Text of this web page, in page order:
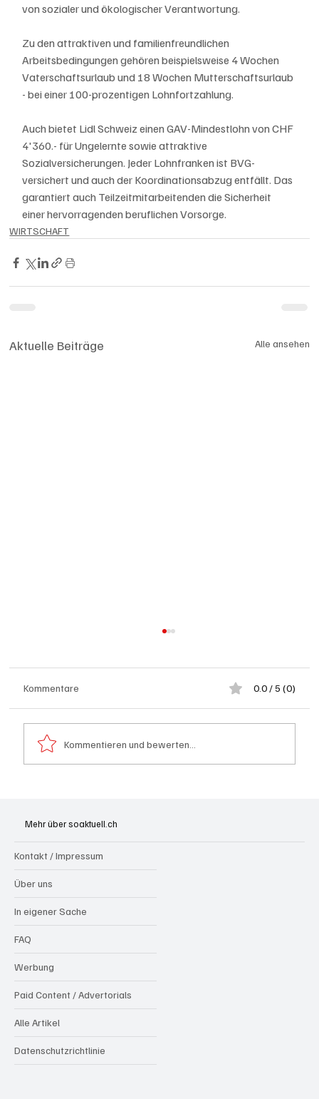
von sozialer und ökologischer Verantwortung.
Zu den attraktiven und familienfreundlichen
Arbeitsbedingungen gehören beispielsweise 4 Wochen
Vaterschaftsurlaub und 18 Wochen Mutterschaftsurlaub
- bei einer 100-prozentigen Lohnfortzahlung.
Auch bietet Lidl Schweiz einen GAV-Mindestlohn von CHF
4'360.- für Ungelernte sowie attraktive
Sozialversicherungen. Jeder Lohnfranken ist BVG-
versichert und auch der Koordinationsabzug entfällt. Das
garantiert auch Teilzeitmitarbeitenden die Sicherheit
einer hervorragenden beruflichen Vorsorge.
WIRTSCHAFT
Aktuelle Beiträge Alle ansehen
Kommentare 0.0 / 5 (0)
Kommentieren und bewerten...
Mehr über soaktuell.ch
Kontakt / Impressum
Über uns
In eigener Sache
FAQ
Werbung
Paid Content / Advertorials
Alle Artikel
Datenschutzrichtlinie